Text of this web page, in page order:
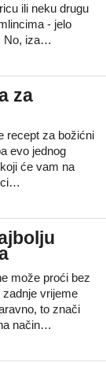
ili neku drugu
- jelo
No, iza…
za
recept za božićni
evo jednog
će vam na
može proći bez
vrijeme
to znači
način…